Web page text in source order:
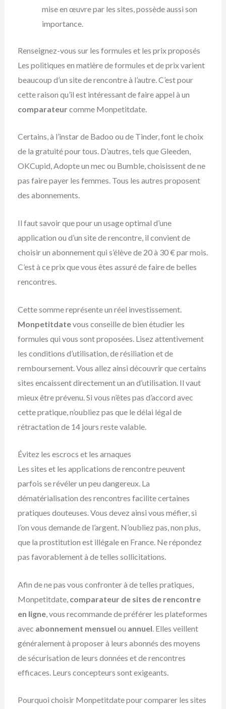
mise en œuvre par les sites, possède aussi son
importance.
Renseignez-vous sur les formules et les prix proposés
Les politiques en matière de formules et de prix varient
beaucoup d’un site de rencontre à l’autre. C’est pour
cette raison qu’il est intéressant de faire appel à un
comparateurcomme Monpetitdate.
Certains, à l’instar de Badoo ou de Tinder, font le choix
de la gratuité pour tous. D’autres, tels que Gleeden,
OKCupid, Adopte un mec ou Bumble, choisissent de ne
pas faire payer les femmes. Tous les autres proposent
des abonnements.
Il faut savoir que pour un usage optimal d’une
application ou d’un site de rencontre, il convient de
choisir un abonnement qui s’élève de 20 à 30 € par mois.
C’est à ce prix que vous êtes assuré de faire de belles
rencontres.
Cette somme représente un réel investissement.
Monpetitdatevous conseille de bien étudier les
formules qui vous sont proposées. Lisez attentivement
les conditions d’utilisation, de résiliation et de
remboursement. Vous allez ainsi découvrir que certains
sites encaissent directement un an d’utilisation. Il vaut
mieux être prévenu. Si vous n’êtes pas d’accord avec
cette pratique, n’oubliez pas que le délai légal de
rétractation de 14 jours reste valable.
Évitez les escrocs et les arnaques
Les sites et les applications de rencontre peuvent
parfois se révéler un peu dangereux. La
dématérialisation des rencontres facilite certaines
pratiques douteuses. Vous devez ainsi vous méfier, si
l’on vous demande de l’argent. N’oubliez pas, non plus,
que la prostitution est illégale en France. Ne répondez
pas favorablement à de telles sollicitations.
Afin de ne pas vous confronter à de telles pratiques,
Monpetitdate, comparateur de sites de rencontre
en ligne, vous recommande de préférer les plateformes
avec abonnement mensuel ou annuel . Elles veillent
généralement à proposer à leurs abonnés des moyens
de sécurisation de leurs données et de rencontres
efficaces. Leurs concepteurs sont exigeants.
Pourquoi choisir Monpetitdate pour comparer les sites